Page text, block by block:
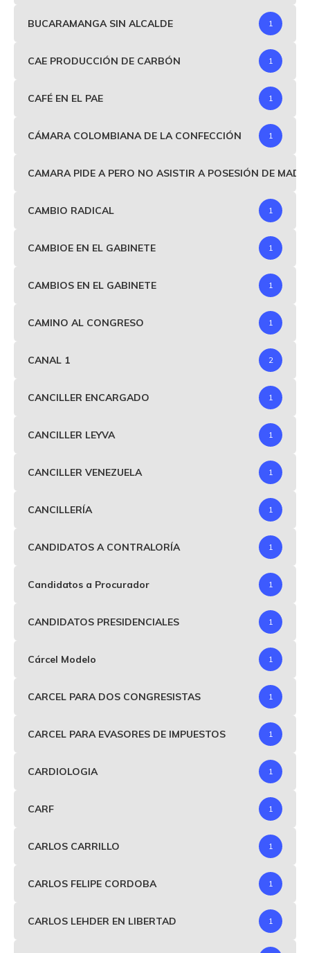
BUCARAMANGA SIN ALCALDE 1
CAE PRODUCCIÓN DE CARBÓN 1
CAFÉ EN EL PAE 1
CÁMARA COLOMBIANA DE LA CONFECCIÓN 1
CAMARA PIDE A PERO NO ASISTIR A POSESIÓN DE
CAMBIO RADICAL 1
CAMBIOE EN EL GABINETE 1
CAMBIOS EN EL GABINETE 1
CAMINO AL CONGRESO 1
CANAL 1 2
CANCILLER ENCARGADO 1
CANCILLER LEYVA 1
CANCILLER VENEZUELA 1
CANCILLERÍA 1
CANDIDATOS A CONTRALORÍA 1
Candidatos a Procurador 1
CANDIDATOS PRESIDENCIALES 1
Cárcel Modelo 1
CARCEL PARA DOS CONGRESISTAS 1
CARCEL PARA EVASORES DE IMPUESTOS 1
CARDIOLOGIA 1
CARF 1
CARLOS CARRILLO 1
CARLOS FELIPE CORDOBA 1
CARLOS LEHDER EN LIBERTAD 1